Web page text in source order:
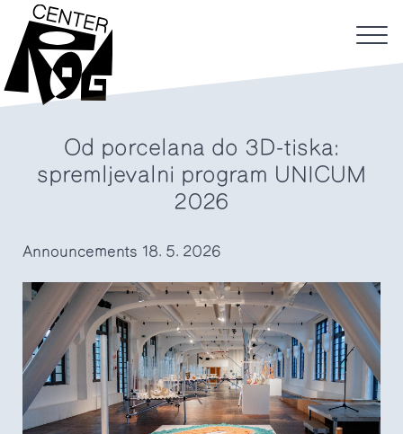
Od porcelana do 3D-tiska:
spremljevalni program UNICUM
2026
Announcements 18. 5. 2026